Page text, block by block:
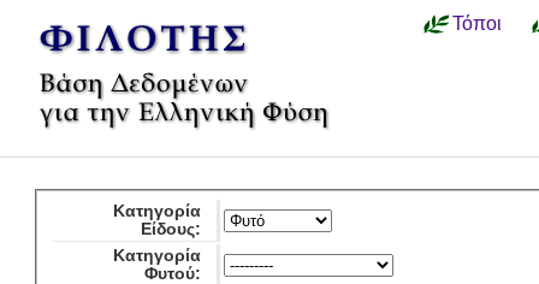
Τόποι
Κατηγορία
Είδους:
Κατηγορία
Φυτού: